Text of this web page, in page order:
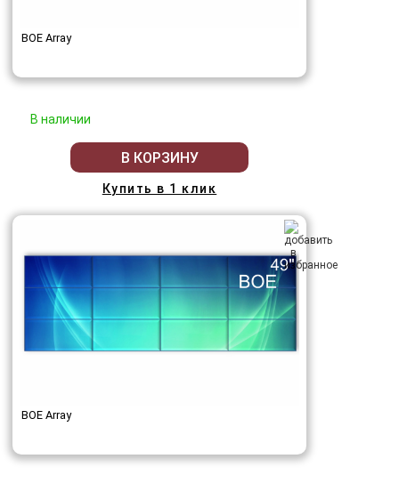
BOE Array
В наличии
В КОРЗИНУ
Купить в 1 клик
BOE Array